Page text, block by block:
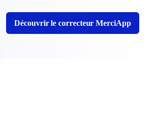
Découvrir le correcteur MerciApp